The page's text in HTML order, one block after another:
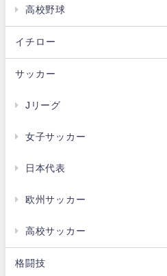
高校野球
イチロー
サッカー
Jリーグ
女子サッカー
日本代表
欧州サッカー
高校サッカー
格闘技